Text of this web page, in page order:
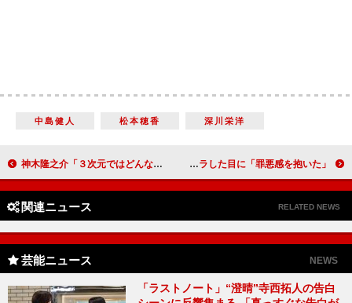
中島健人 松本穂香 深川栄洋
神木隆之介「３次元ではどんなふうに存在したら…」 “美しくはかないキャラクター”役にプレッシャー 田中圭、大島優子の登場に「仲間、来た－！」 女子高生キャストのキラキラした目に「罪悪感を抱いた」
関連ニュース RELATED NEWS
芸能ニュース NEWS
「ラストノート」“澄晴”寺西拓人の告白